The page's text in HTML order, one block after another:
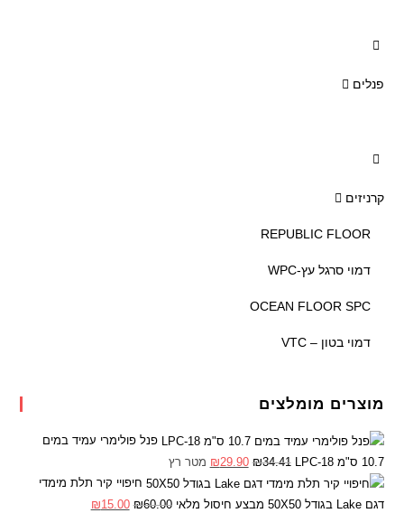
פנלים
קרניזים
REPUBLIC FLOOR
דמוי סרגל עץ-WPC
OCEAN FLOOR SPC
דמוי בטון – VTC
מוצרים מומלצים
פנל פולימרי עמיד במים
10.7 ס"מ LPC-18
₪34.41
₪29.90
מטר רץ
חיפויי קיר תלת מימדי
דגם Lake בגודל 50X50 מבצע חיסול מלאי
₪60.00
₪15.00